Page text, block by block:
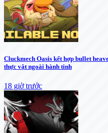
Cluckmech Oasis kết hợp bullet
thực vật ngoài hành tinh
18 giờ trước